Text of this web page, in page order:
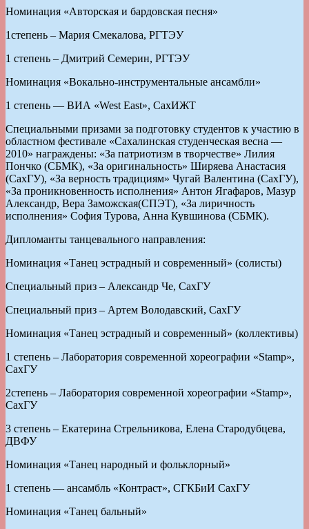
Номинация «Авторская и бардовская песня»
1степень – Мария Смекалова, РГТЭУ
1 степень – Дмитрий Семерин, РГТЭУ
Номинация «Вокально-инструментальные ансамбли»
1 степень — ВИА «West East», СахИЖТ
Специальными призами за подготовку студентов к участию в
областном фестивале «Сахалинская студенческая весна —
2010» награждены: «За патриотизм в творчестве» Лилия
Пончко (СБМК), «За оригинальность» Ширяева Анастасия
(СахГУ), «За верность традициям» Чугай Валентина (СахГУ),
«За проникновенность исполнения» Антон Ягафаров, Мазур
Александр, Вера Заможская(СПЭТ), «За лиричность
исполнения» София Турова, Анна Кувшинова (СБМК).
Дипломанты танцевального направления:
Номинация «Танец эстрадный и современный» (солисты)
Специальный приз – Александр Че, СахГУ
Специальный приз – Артем Володавский, СахГУ
Номинация «Танец эстрадный и современный» (коллективы)
1 степень – Лаборатория современной хореографии «Stamp»,
СахГУ
2степень – Лаборатория современной хореографии «Stamp»,
СахГУ
3 степень – Екатерина Стрельникова, Елена Стародубцева,
ДВФУ
Номинация «Танец народный и фольклорный»
1 степень — ансамбль «Контраст», СГКБиИ СахГУ
Номинация «Танец бальный»